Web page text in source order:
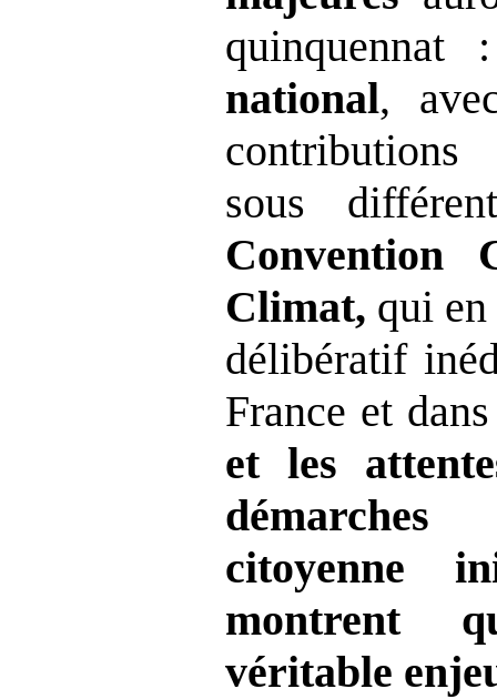
national,
sous
Convention
Climat, qui
délibératif
France et
et les
citoyenne
montrent
véritable